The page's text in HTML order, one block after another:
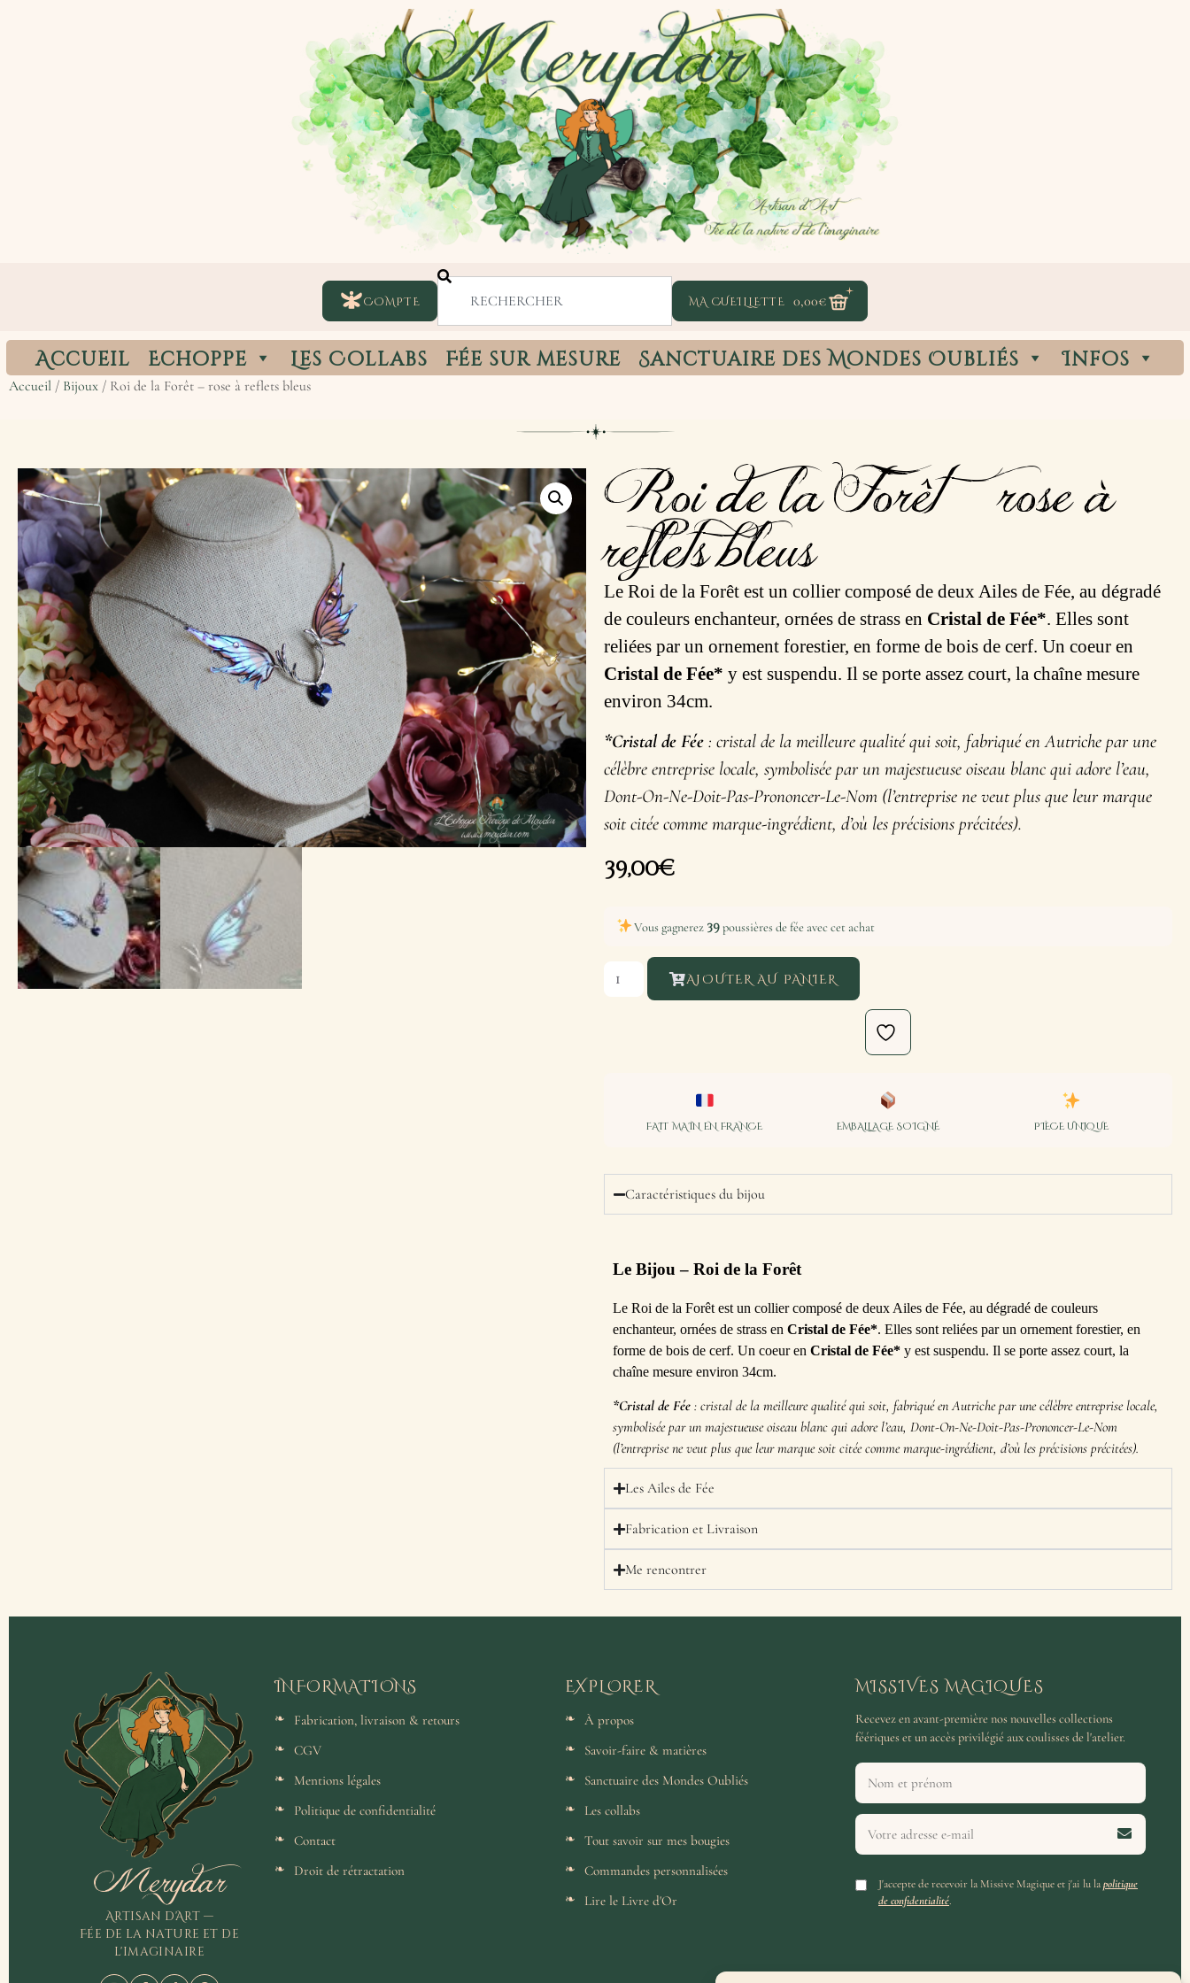
COMPTE 0,00€
Accueil Echoppe Les Collabs Fée sur mesure Sanctuaire des Mondes Oubliés Infos
Accueil / Bijoux / Roi de la Forêt – rose à reflets bleus
Roi de la Forêt – rose à
reflets bleus
Le Roi de la Forêt est un collier composé de deux Ailes de Fée, au dégradé
de couleurs enchanteur, ornées de strass en Cristal de Fée*. Elles sont
reliées par un ornement forestier, en forme de bois de cerf. Un coeur en
Cristal de Fée* y est suspendu. Il se porte assez court, la chaîne mesure
environ 34cm.
*Cristal de Fée : cristal de la meilleure qualité qui soit, fabriqué en Autriche par une
célèbre entreprise locale, symbolisée par un majestueuse oiseau blanc qui adore l’eau,
Dont-On-Ne-Doit-Pas-Prononcer-Le-Nom (l’entreprise ne veut plus que leur marque
soit citée comme marque-ingrédient, d’où les précisions précitées).
39,00€
Vous gagnerez 39poussières de fée avec cet achat
AJOUTER AU PANIER
FAIT MAIN EN FRANCE EMBALLAGE SOIGNÉ PIÈCE UNIQUE
Caractéristiques du bijou
Le Bijou – Roi de la Forêt
Le Roi de la Forêt est un collier composé de deux Ailes de Fée, au dégradé de couleurs
enchanteur, ornées de strass en Cristal de Fée*. Elles sont reliées par un ornement forestier, en
forme de bois de cerf. Un coeur en Cristal de Fée* y est suspendu. Il se porte assez court, la
chaîne mesure environ 34cm.
*Cristal de Fée : cristal de la meilleure qualité qui soit, fabriqué en Autriche par une célèbre entreprise locale,
symbolisée par un majestueuse oiseau blanc qui adore l’eau, Dont-On-Ne-Doit-Pas-Prononcer-Le-Nom
(l’entreprise ne veut plus que leur marque soit citée comme marque-ingrédient, d’où les précisions précitées).
Les Ailes de Fée
Fabrication et Livraison
Me rencontrer
Merydar
Artisan d'Art —
Fée de la nature et de
l'imaginaire
INFORMATIONS
Fabrication, livraison & retours
CGV
Mentions légales
Politique de confidentialité
Contact
Droit de rétractation
EXPLORER
À propos
Savoir-faire & matières
Sanctuaire des Mondes Oubliés
Les collabs
Tout savoir sur mes bougies
Commandes personnalisées
Lire le Livre d'Or
MISSIVES MAGIQUES
Recevez en avant-première nos nouvelles collections
féériques et un accès privilégié aux coulisses de l'atelier.
J'accepte de recevoir la Missive Magique et j'ai lu lapolitique
de confidentialité.